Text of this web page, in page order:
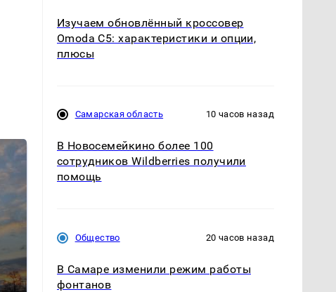
В магазинах России
СМИ: В Химках на
полицейскую
Изучаем обновлённый кроссовер
Omoda C5: характеристики и опции,
плюсы
Самарская область 10 часов назад
В Новосемейкино более 100
сотрудников Wildberries получили
помощь
Общество 20 часов назад
В Самаре изменили режим работы
фонтанов